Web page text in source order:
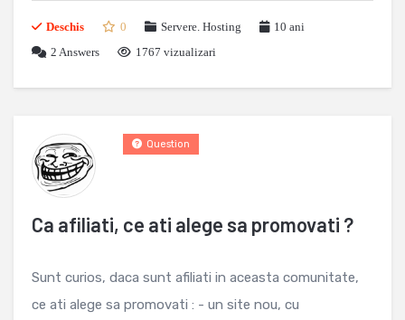
Deschis 0 Servere. Hosting
10 ani
2 Answers 1767 vizualizari
Ca afiliati, ce ati alege sa promovati ?
Question
Sunt curios, daca sunt afiliati in aceasta comunitate,
ce ati alege sa promovati : - un site nou, cu